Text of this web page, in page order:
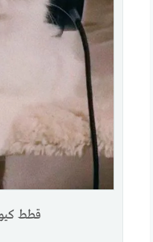
قطط